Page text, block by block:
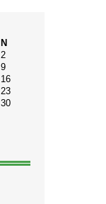
N
2
9
16
23
30